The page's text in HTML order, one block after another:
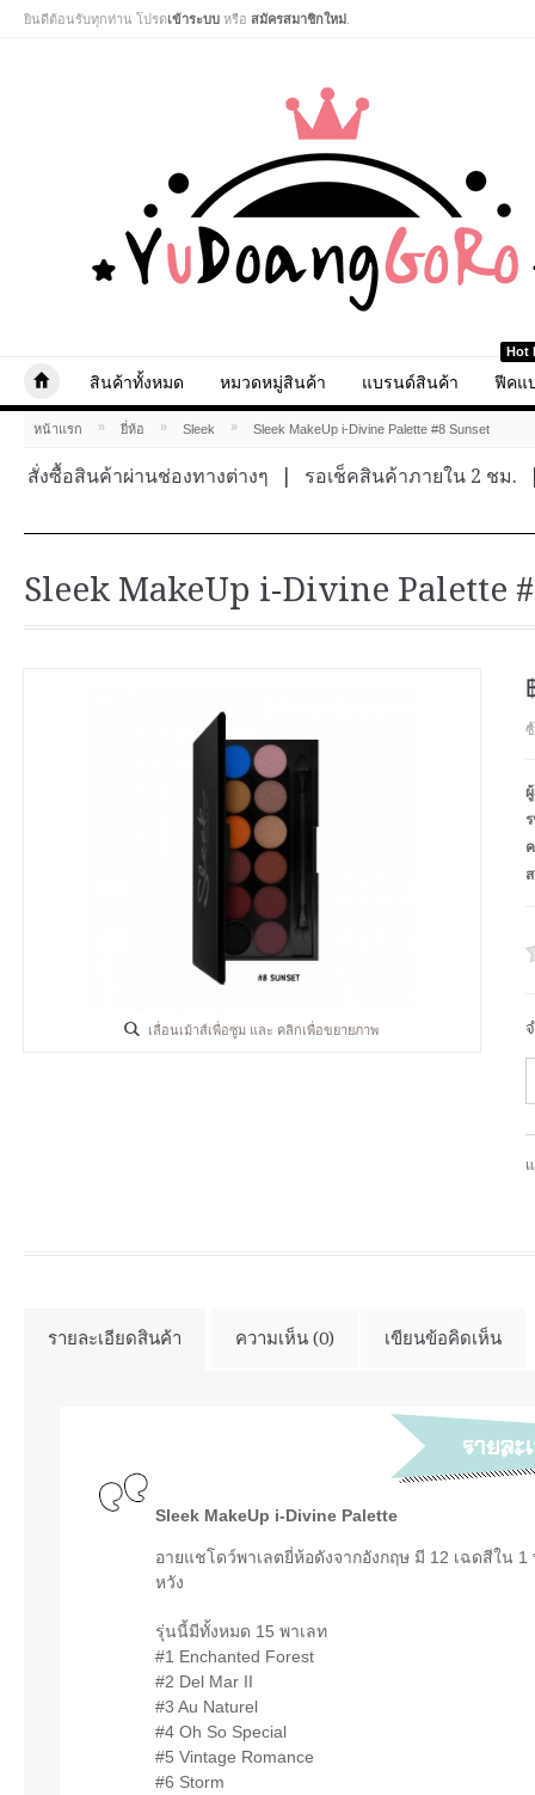
ยินดีต้อนรับทุกท่าน โปรดเข้าระบบ หรือ สมัครสมาชิกใหม่
สินค้าทั้งหมด หมวดหมู่สินค้า แบรนด์สินค้า
Hot
ฟีคแ
หน้าแรก » ยี่ห้อ » Sleek » Sleek MakeUp i-Divine Palette #8 Sunset
สั่งซื้อสินค้าผ่านช่องทางต่างๆ รอเช็คสินค้าภายใน 2 ชม.
Sleek MakeUp i-Divine Palette
เลื่อนเม้าส์เพื่อซูม และ คลิกเพื่อขยายภาพ
รายละเอียดสินค้า ความเห็น (0) เขียนข้อคิดเห็น
Sleek MakeUp i-Divine Palette
อายแชโดว์พาเลตยี่ห้อดังจากอังกฤษ มี 12 เฉดสีใ
หวัง
รุ่นนี้มีทั้งหมด 15 พาเลท
#1 Enchanted Forest
#2 Del Mar II
#3 Au Naturel
#4 Oh So Special
#5 Vintage Romance
#6 Storm